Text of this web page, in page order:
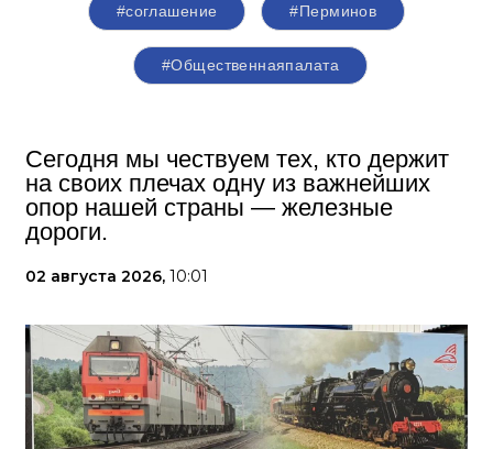
#соглашение #Перминов
#Общественнаяпалата
Сегодня мы чествуем тех, кто держит
на своих плечах одну из важнейших
опор нашей страны — железные
дороги.
02 августа 2026, 10:01